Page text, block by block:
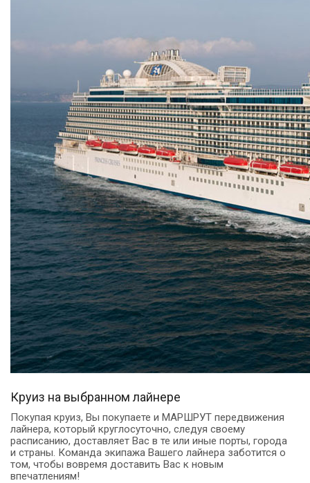
Круиз на выбранном лайнере
Покупая круиз, Вы покупаете и МАРШРУТ передвижения
лайнера, который круглосуточно, следуя своему
расписанию, доставляет Вас в те или иные порты, города
и страны. Команда экипажа Вашего лайнера заботится о
том, чтобы вовремя доставить Вас к новым
впечатлениям!